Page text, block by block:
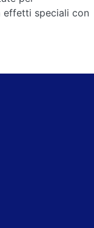
effetti speciali con